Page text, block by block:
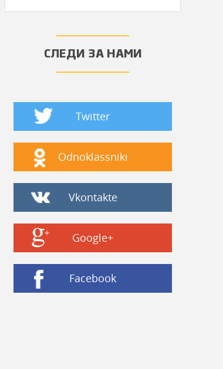
СЛЕДИ ЗА НАМИ
Twitter
Odnoklassniki
Vkontakte
Google+
Facebook